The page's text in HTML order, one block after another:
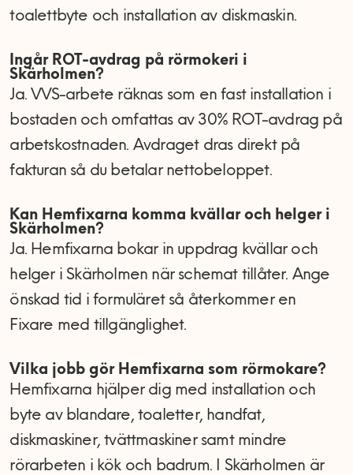
toalettbyte och installation av diskmaskin.
Ingår ROT-avdrag på rörmokeri i
Skärholmen?
Ja. VVS-arbete räknas som en fast installation i
bostaden och omfattas av 30% ROT-avdrag på
arbetskostnaden. Avdraget dras direkt på
fakturan så du betalar nettobeloppet.
Kan Hemfixarna komma kvällar och helger i
Skärholmen?
Ja. Hemfixarna bokar in uppdrag kvällar och
helger i Skärholmen när schemat tillåter. Ange
önskad tid i formuläret så återkommer en
Fixare med tillgänglighet.
Vilka jobb gör Hemfixarna som rörmokare?
Hemfixarna hjälper dig med installation och
byte av blandare, toaletter, handfat,
diskmaskiner, tvättmaskiner samt mindre
rörarbeten i kök och badrum. I Skärholmen är